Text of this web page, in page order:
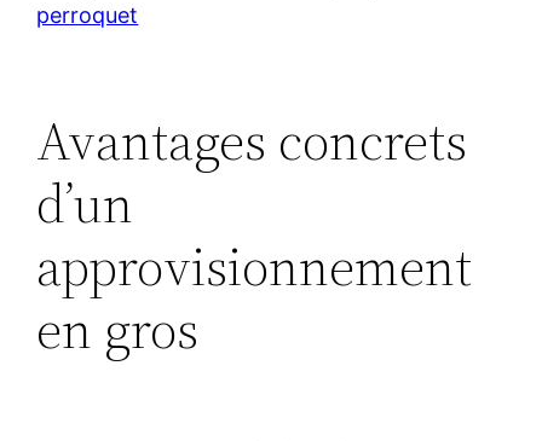
perroquet
Avantages concrets
d’un
approvisionnement
en gros